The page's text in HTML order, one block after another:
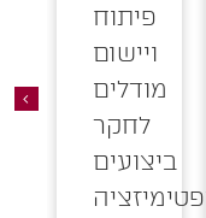
להפקת
דוחות
מורכבים
בלחיצת
כפתור